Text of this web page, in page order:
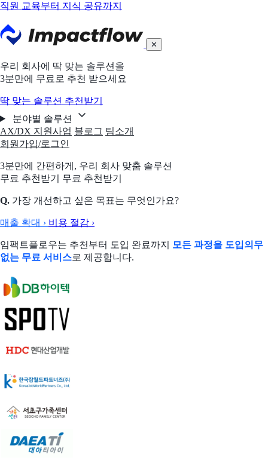
직원 교육부터 지식 공유까지
✕
우리 회사에 딱 맞는 솔루션을
3분만에 무료로 추천 받으세요
딱 맞는 솔루션 추천받기
분야별 솔루션
AX/DX 지원사업 블로그 팀소개
회원가입/로그인
3분만에 간편하게, 우리 회사 맞춤 솔루션
무료 추천받기
무료 추천받기
Q. 가장 개선하고 싶은 목표는 무엇인가요?
매출 확대 › 비용 절감 ›
임팩트플로우는 추천부터 도입 완료까지 모든 과정을 도입의무
없는 무료 서비스로 제공합니다.